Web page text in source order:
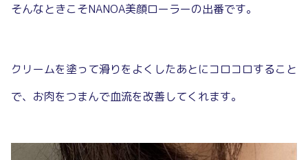
そんなときこそNANOA美顔ローラーの出番です。
クリームを塗って滑りをよくしたあとにコロコロすること
で、お肉をつまんで血流を改善してくれます。